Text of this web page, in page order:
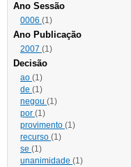
Ano Sessão
0006 (1)
Ano Publicação
2007 (1)
Decisão
ao (1)
de (1)
negou (1)
por (1)
provimento (1)
recurso (1)
se (1)
unanimidade (1)